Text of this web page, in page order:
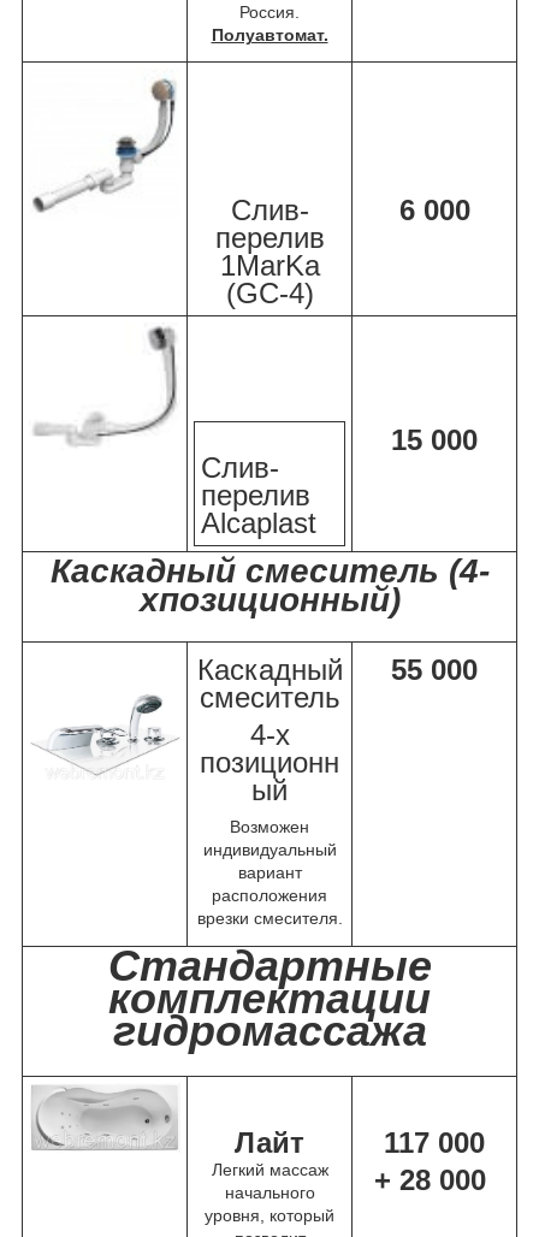
Россия.
Полуавтомат.
Слив-
перелив
1MarKa
(GC-4)
6 000
Слив-
перелив
Alcaplast
15 000
Каскадный смеситель (4-
хпозиционный)
Каскадный
смеситель
4-х
позиционн
ый
Возможен
индивидуальный
вариант
расположения
врезки смесителя.
55 000
Стандартные
комплектации
гидромассажа
Лайт
Легкий массаж
начального
уровня, который
117 000
+ 28 000